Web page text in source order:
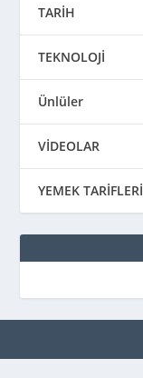
TARİH
TEKNOLOJİ
Ünlüler
VİDEOLAR
YEMEK TARİFLERİ